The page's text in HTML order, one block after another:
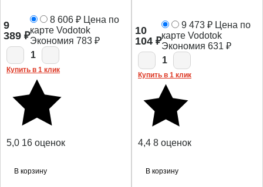
9
389 ₽
8 606 ₽ Цена по
карте Vodotok
Экономия 783 ₽
1
Купить в 1 клик
5,0 16 оценок
В корзину
10
104 ₽
9 473 ₽ Цена по
карте Vodotok
Экономия 631 ₽
1
Купить в 1 клик
4,4 8 оценок
В корзину